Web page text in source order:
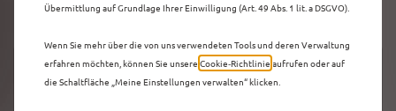
Übermittlung auf Grundlage Ihrer Einwilligung (Art. 49 Abs. 1 lit. a DSGVO).
Wenn Sie mehr über die von uns verwendeten Tools und deren Verwaltung
erfahren möchten, können Sie unsere Cookie‑Richtlinie aufrufen oder auf
die Schaltfläche „Meine Einstellungen verwalten“ klicken.